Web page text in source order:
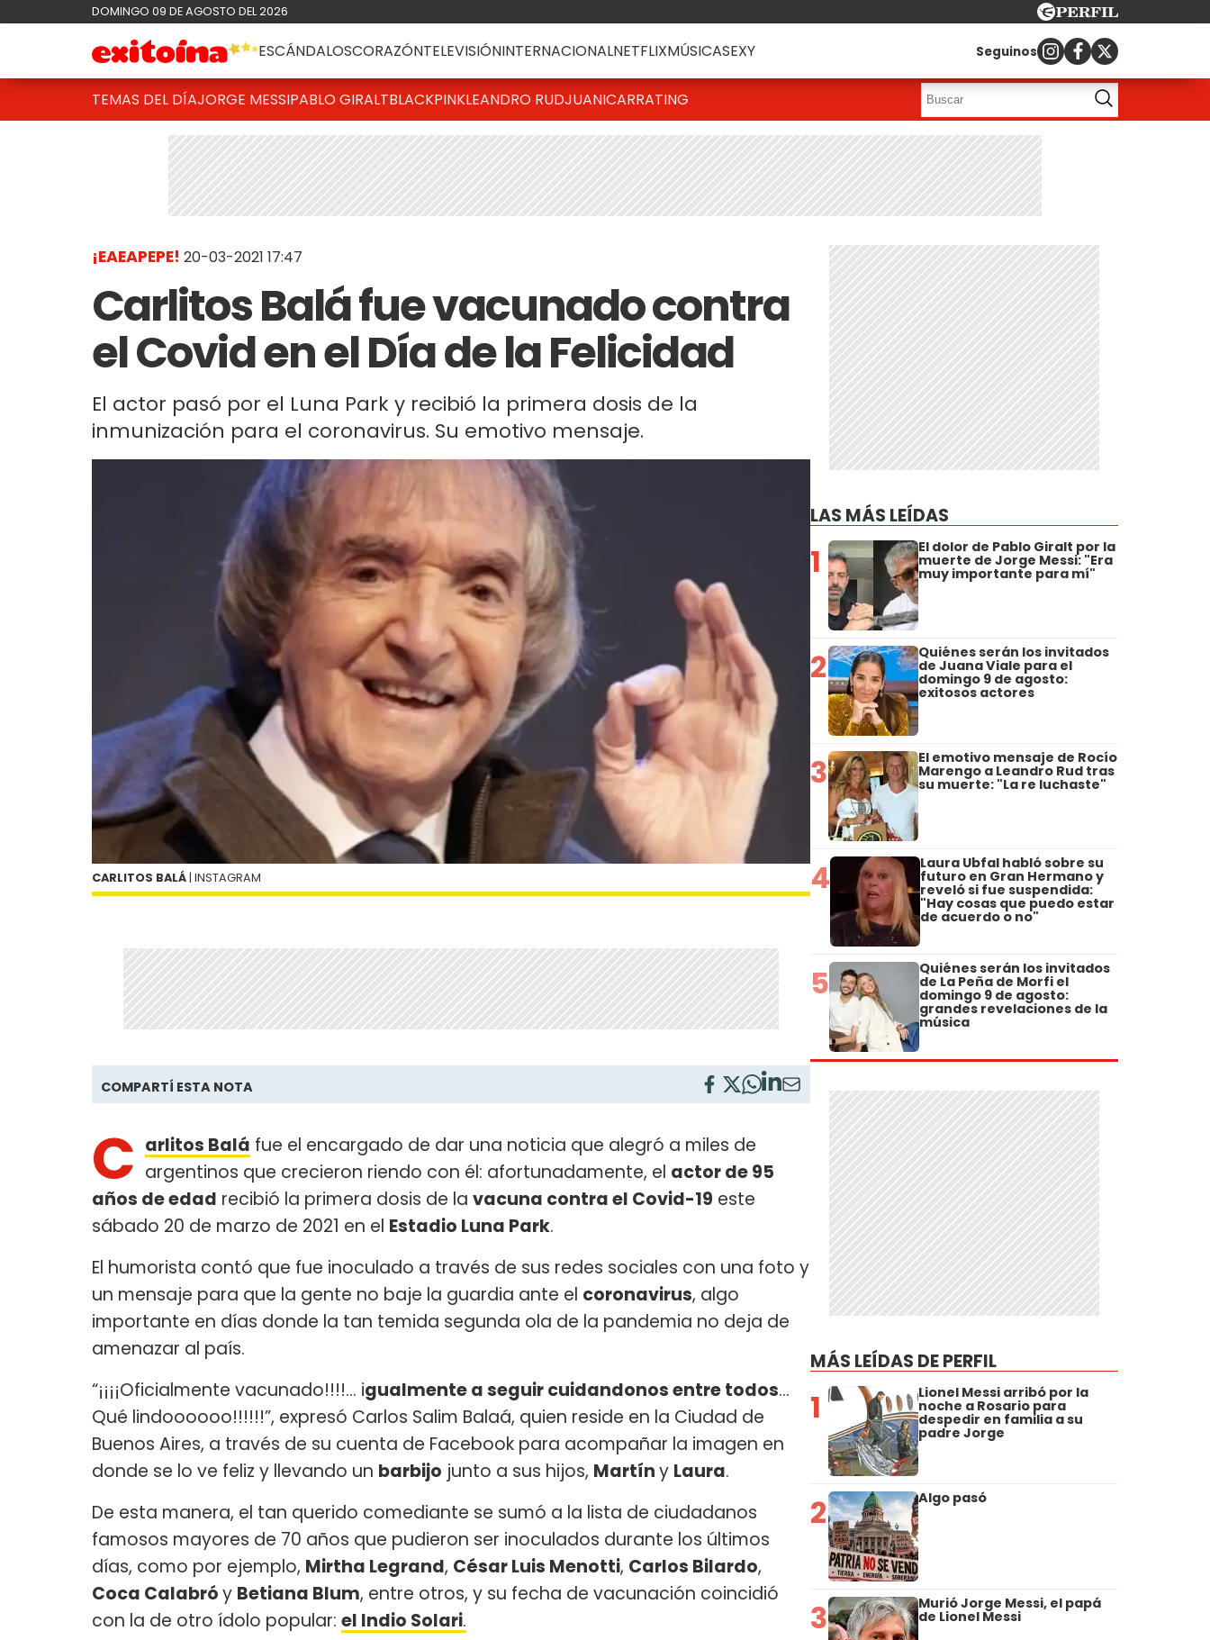
DOMINGO 09 DE AGOSTO DEL 2026
ESCÁNDALOSCORAZÓNTELEVISIÓNINTERNACIONALNETFLIXMÚSICASEXY Seguinos
TEMAS DEL DÍAJORGE MESSIPABLO GIRALTBLACKPINKLEANDRO RUDJUANICARRATING
¡EAEAPEPE! 20-03-2021 17:47
Carlitos Balá fue vacunado contra
el Covid en el Día de la Felicidad
El actor pasó por el Luna Park y recibió la primera dosis de la
inmunización para el coronavirus. Su emotivo mensaje.
CARLITOS BALÁ | INSTAGRAM
COMPARTÍ ESTA NOTA
C arlitos Balá fue el encargado de dar una noticia que alegró a miles de
argentinos que crecieron riendo con él: afortunadamente, el actor de 95
años de edad recibió la primera dosis de la vacuna contra el Covid-19 este
sábado 20 de marzo de 2021 en el Estadio Luna Park.
El humorista contó que fue inoculado a través de sus redes sociales con una foto y
un mensaje para que la gente no baje la guardia ante el coronavirus, algo
importante en días donde la tan temida segunda ola de la pandemia no deja de
amenazar al país.
“¡¡¡¡Oficialmente vacunado!!!!... igualmente a seguir cuidandonos entre todos...
Qué lindoooooo!!!!!!”, expresó Carlos Salim Balaá, quien reside en la Ciudad de
Buenos Aires, a través de su cuenta de Facebook para acompañar la imagen en
donde se lo ve feliz y llevando un barbijo junto a sus hijos, Martíny Laura.
De esta manera, el tan querido comediante se sumó a la lista de ciudadanos
famosos mayores de 70 años que pudieron ser inoculados durante los últimos
días, como por ejemplo, Mirtha Legrand, César Luis Menotti, Carlos Bilardo,
Coca Calabróy Betiana Blum, entre otros, y su fecha de vacunación coincidió
con la de otro ídolo popular: el Indio Solari.
LAS MÁS LEÍDAS
1 El dolor de Pablo Giralt por la
muerte de Jorge Messi: "Era
muy importante para mí"
2 Quiénes serán los invitados
de Juana Viale para el
domingo 9 de agosto:
exitosos actores
3 El emotivo mensaje de Rocío
Marengo a Leandro Rud tras
su muerte: "La re luchaste"
4 Laura Ubfal habló sobre su
futuro en Gran Hermano y
reveló si fue suspendida:
"Hay cosas que puedo estar
de acuerdo o no"
5 Quiénes serán los invitados
de La Peña de Morfi el
domingo 9 de agosto:
grandes revelaciones de la
música
MÁS LEÍDAS DE PERFIL
1 Lionel Messi arribó por la
noche a Rosario para
despedir en familia a su
padre Jorge
2 Algo pasó
3 Murió Jorge Messi, el papá
de Lionel Messi